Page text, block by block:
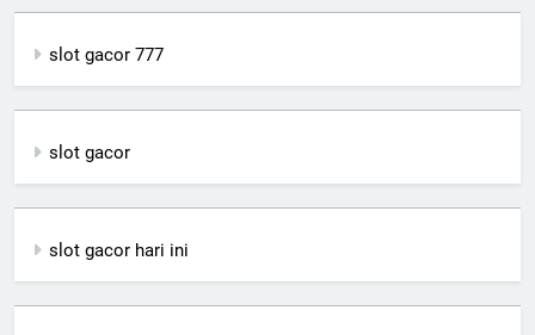
slot gacor 777
slot gacor
slot gacor hari ini